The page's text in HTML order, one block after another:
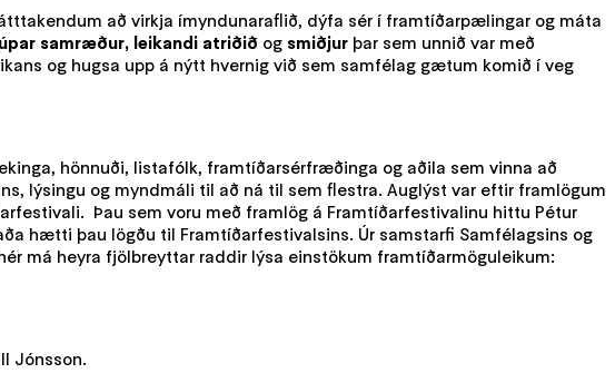
að virkja ímyndunaraflið, dýfa sér í framtíðarpælingar og máta
samræður, leikandi atriðið og smiðjur þar sem unnið var með
og hugsa upp á nýtt hvernig við sem samfélag gætum komið í veg
hönnuði, listafólk, framtíðarsérfræðinga og aðila sem vinna að
lýsingu og myndmáli til að ná til sem flestra. Auglýst var eftir framlögum
Þau sem voru með framlög á Framtíðarfestivalinu hittu Pétur
hætti þau lögðu til Framtíðarfestivalsins. Úr samstarfi Samfélagsins og
má heyra fjölbreyttar raddir lýsa einstökum framtíðarmöguleikum:
Jónsson.